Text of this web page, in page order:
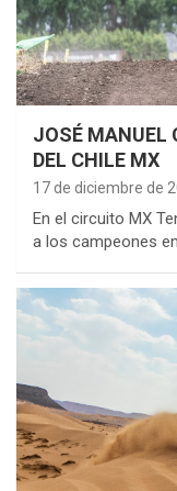
JOSÉ MANUEL
DEL CHILE MX
17 de diciembre de
En el circuito MX
a los campeones